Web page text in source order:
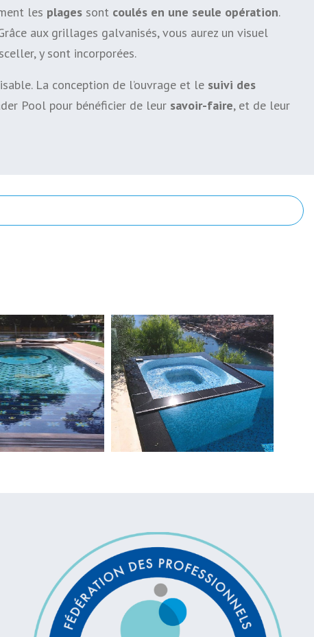
les plages sont coulés en une seule opération.
aux grillages galvanisés, vous aurez un visuel
y sont incorporées.
La conception de l’ouvrage et le suivi des
Pool pour bénéficier de leur savoir-faire, et de leur